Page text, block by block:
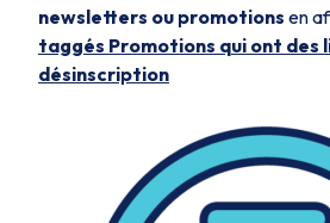
newsletters ou promotions en
taggés Promotions qui ont des
désinscription